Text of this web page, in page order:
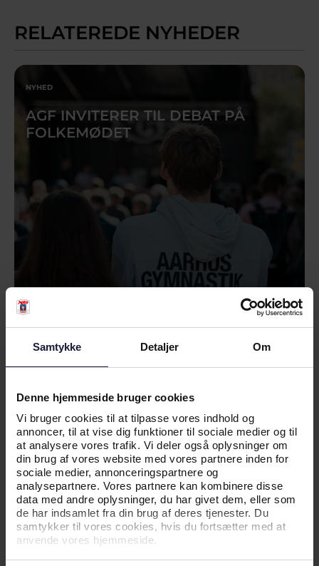
Samtykke Detaljer Om
Denne hjemmeside bruger cookies
Vi bruger cookies til at tilpasse vores indhold og
annoncer, til at vise dig funktioner til sociale medier og til
at analysere vores trafik. Vi deler også oplysninger om
din brug af vores website med vores partnere inden for
sociale medier, annonceringspartnere og
analysepartnere. Vores partnere kan kombinere disse
data med andre oplysninger, du har givet dem, eller som
de har indsamlet fra din brug af deres tjenester. Du
samtykker til vores cookies, hvis du fortsætter med at
anvende vores hjemmeside.
RELATEREDE NYHEDER
NYHED
AGF INVITERER TIL DEBAT PÅ
FOLKEMØDET
KAMPTRØJER PÅ AUKTION FOR EN
GOD SAG